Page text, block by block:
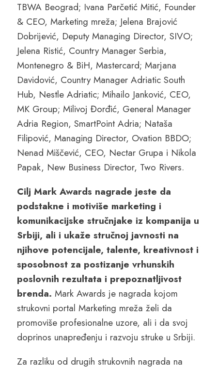
TBWA Beograd; Ivana Parčetić Mitić, Founder
& CEO, Marketing mreža; Jelena Brajović
Dobrijević, Deputy Managing Director, SIVO;
Jelena Ristić, Country Manager Serbia,
Montenegro & BiH, Mastercard; Marjana
Davidović, Country Manager Adriatic South
Hub, Nestle Adriatic; Mihailo Janković, CEO,
MK Group; Milivoj Đorđić, General Manager
Adria Region, SmartPoint Adria; Nataša
Filipović, Managing Director, Ovation BBDO;
Nenad Miščević, CEO, Nectar Grupa i Nikola
Papak, New Business Director, Two Rivers.
Cilj Mark Awards nagrade jeste da
podstakne i motiviše marketing i
komunikacijske stručnjake iz kompanija u
Srbiji, ali i ukaže stručnoj javnosti na
njihove potencijale, talente, kreativnost i
sposobnost za postizanje vrhunskih
poslovnih rezultata i prepoznatljivost
brenda. Mark Awards je nagrada kojom
strukovni portal Marketing mreža želi da
promoviše profesionalne uzore, ali i da svoj
doprinos unapređenju i razvoju struke u Srbiji.
Za razliku od drugih strukovnih nagrada na